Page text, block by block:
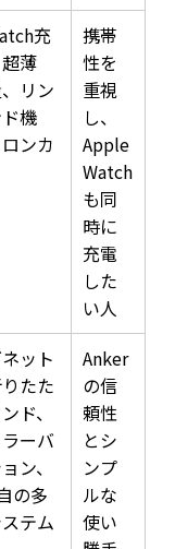
充
薄
リン
機
ンカ
携帯
性を
重視
し、
Apple
Watch
も同
時に
充電
した
い人
ット
たた
ド、
ーバ
ン、
の多
テム
Anker
の信
頼性
とシ
ンプ
ルな
使い